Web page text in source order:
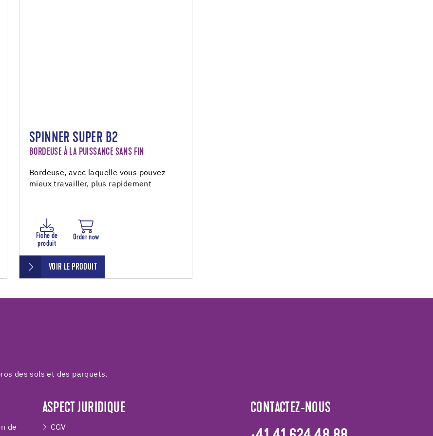
SPINNER SUPER B2
BORDEUSE À LA PUISSANCE SANS FIN
Bordeuse, avec laquelle vous pouvez
mieux travailler, plus rapidement
Fiche de
produit
Order now
VOIR LE PRODUIT
des sols et des parquets.
de
ASPECT JURIDIQUE
CGV
CONTACTEZ-NOUS